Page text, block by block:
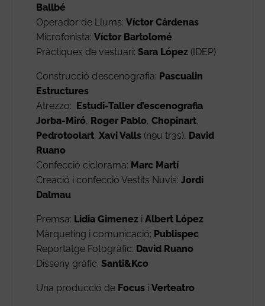
Ballbé
Operador de Llums: Víctor Cárdenas
Microfonista: Víctor Bartolomé
Pràctiques de vestuari: Sara López (IDEP)
Construcció d’escenografia: Pascualin
Estructures
Atrezzo:
Estudi-Taller d’escenografia
Jorba-Miró, Roger Pablo, Chopinart,
Pedrotoolart, Xavi Valls (n9u tr3s), David
Ruano
Confecció ciclorama: Marc Martí
Creació i confecció Vestits Nuvis: Jordi
Dalmau
Premsa: Lidia Gimenez i Albert López
Màrqueting i comunicació: Publispec
Reportatge Fotogràfic: David Ruano
Disseny gràfic. Santi&Kco
Una producció de Focus i Verteatro